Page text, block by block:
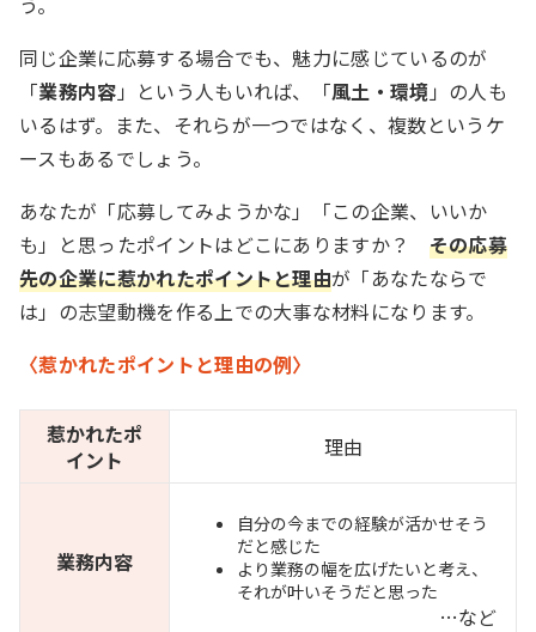
同じ企業に応募する場合でも、魅力に感じているのが
「業務内容 」という人もいれば、「風土・環境 」の人も
いるはず。また、それらが一つではなく、複数というケ
ースもあるでしょう。
あなたが「応募してみようかな」「この企業、いいか
も」と思ったポイントはどこにありますか？ その応募
先の企業に惹かれたポイントと理由が「あなたならで
は」の志望動機を作る上での大事な材料になります。
〈惹かれたポイントと理由の例〉
惹かれたポ
イント
理由
業務内容
自分の今までの経験が活かせそう
だと感じた
より業務の幅を広げたいと考え、
それが叶いそうだと思った
…など